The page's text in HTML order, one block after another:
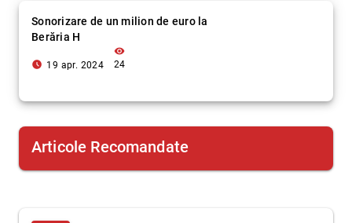
Sonorizare de un milion de euro la
Berăria H
access_time_filled 19 apr. 2024
visibility
24
Articole Recomandate